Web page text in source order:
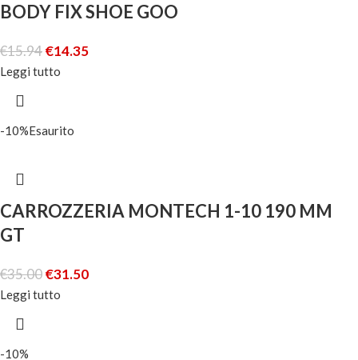
BODY FIX SHOE GOO
€15.94€14.35
Leggi tutto
-10%Esaurito
CARROZZERIA MONTECH 1-10 190 MM
GT
€35.00€31.50
Leggi tutto
-10%